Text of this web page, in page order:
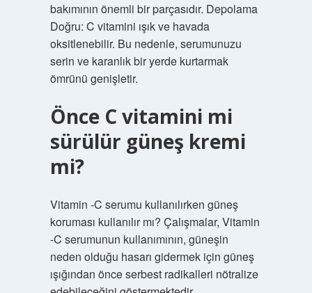
bakımının önemli bir parçasıdır. Depolama
Doğru: C vitamini ışık ve havada
oksitlenebilir. Bu nedenle, serumunuzu
serin ve karanlık bir yerde kurtarmak
ömrünü genişletir.
Önce C vitamini mi
sürülür güneş kremi
mi?
Vitamin -C serumu kullanılırken güneş
koruması kullanılır mı? Çalışmalar, Vitamin
-C serumunun kullanımının, güneşin
neden olduğu hasarı gidermek için güneş
ışığından önce serbest radikalleri nötralize